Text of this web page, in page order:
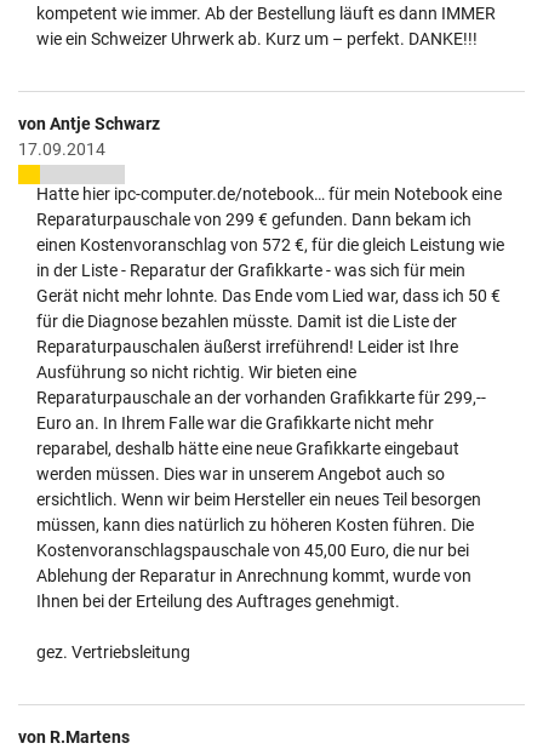
kompetent wie immer. Ab der Bestellung läuft es dann IMMER
wie ein Schweizer Uhrwerk ab. Kurz um – perfekt. DANKE!!!
von Antje Schwarz
17.09.2014
Hatte hier ipc-computer.de/notebook… für mein Notebook eine
Reparaturpauschale von 299 € gefunden. Dann bekam ich
einen Kostenvoranschlag von 572 €, für die gleich Leistung wie
in der Liste - Reparatur der Grafikkarte - was sich für mein
Gerät nicht mehr lohnte. Das Ende vom Lied war, dass ich 50 €
für die Diagnose bezahlen müsste. Damit ist die Liste der
Reparaturpauschalen äußerst irreführend! Leider ist Ihre
Ausführung so nicht richtig. Wir bieten eine
Reparaturpauschale an der vorhanden Grafikkarte für 299,--
Euro an. In Ihrem Falle war die Grafikkarte nicht mehr
reparabel, deshalb hätte eine neue Grafikkarte eingebaut
werden müssen. Dies war in unserem Angebot auch so
ersichtlich. Wenn wir beim Hersteller ein neues Teil besorgen
müssen, kann dies natürlich zu höheren Kosten führen. Die
Kostenvoranschlagspauschale von 45,00 Euro, die nur bei
Ablehung der Reparatur in Anrechnung kommt, wurde von
Ihnen bei der Erteilung des Auftrages genehmigt.
gez. Vertriebsleitung
von R.Martens